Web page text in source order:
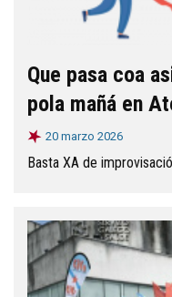
Que pasa coa
pola mañá en
20 marzo 2026
Basta XA de